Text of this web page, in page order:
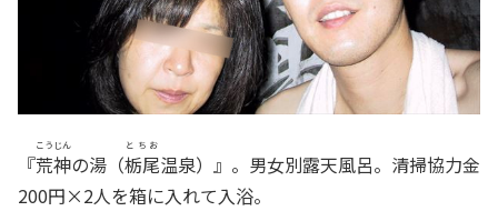
『荒神
こうじん
の湯（栃尾
とちお
温泉）』。男女別露天風呂。清掃協力金
200円×2人を箱に入れて入浴。